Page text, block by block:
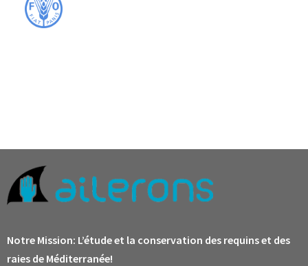
Notre Mission: L’étude et la conservation des requins et des
raies de Méditerranée!